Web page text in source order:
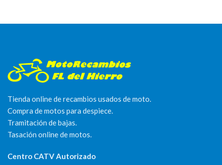
Tienda online de recambios usados de moto.
Compra de motos para despiece.
Tramitación de bajas.
Tasación online de motos.
Centro CATV Autorizado